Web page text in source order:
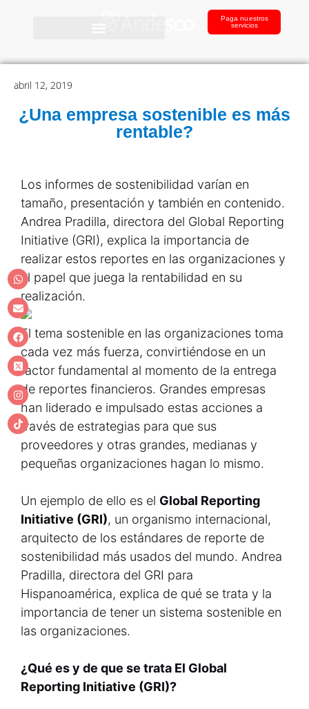
Paga nuestros
servicios
abril 12, 2019
¿Una empresa sostenible es más
rentable?
Los informes de sostenibilidad varían en
tamaño, presentación y también en contenido.
Andrea Pradilla, directora del Global Reporting
Initiative (GRI), explica la importancia de
realizar estos reportes en las organizaciones y
el papel que juega la rentabilidad en su
realización.
El tema sostenible en las organizaciones toma
cada vez más fuerza, convirtiéndose en un
factor fundamental al momento de la entrega
de reportes financieros. Grandes empresas
han liderado e impulsado estas acciones a
través de estrategias para que sus
proveedores y otras grandes, medianas y
pequeñas organizaciones hagan lo mismo.
Un ejemplo de ello es el Global Reporting
Initiative (GRI), un organismo internacional,
arquitecto de los estándares de reporte de
sostenibilidad más usados del mundo. Andrea
Pradilla, directora del GRI para
Hispanoamérica, explica de qué se trata y la
importancia de tener un sistema sostenible en
las organizaciones.
¿Qué es y de que se trata El Global
Reporting Initiative (GRI)?